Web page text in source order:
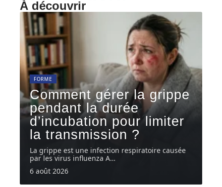
À découvrir
FORME
Comment gérer la grippe
pendant la durée
d’incubation pour limiter
la transmission ?
La grippe est une infection respiratoire causée
par les virus influenza A…
6 août 2026